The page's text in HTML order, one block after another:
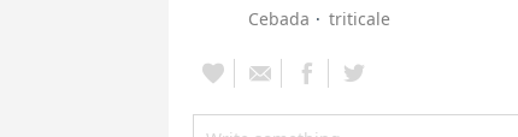
Cebada
triticale